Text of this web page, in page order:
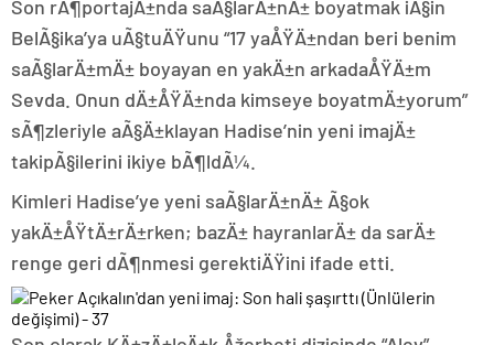
Son rÃ¶portajÄ±nda saÃ§larÄ±nÄ± boyatmak iÃ§in
BelÃ§ika’ya uÃ§tuÄŸunu “17 yaÅŸÄ±ndan beri benim
saÃ§larÄ±mÄ± boyayan en yakÄ±n arkadaÅŸÄ±m
Sevda. Onun dÄ±ÅŸÄ±nda kimseye boyatmÄ±yorum”
sÃ¶zleriyle aÃ§Ä±klayan Hadise’nin yeni imajÄ±
takipÃ§ilerini ikiye bÃ¶ldÃ¼.
Kimleri Hadise’ye yeni saÃ§larÄ±nÄ± Ã§ok
yakÄ±ÅŸtÄ±rÄ±rken; bazÄ± hayranlarÄ± da sarÄ±
renge geri dÃ¶nmesi gerektiÄŸini ifade etti.